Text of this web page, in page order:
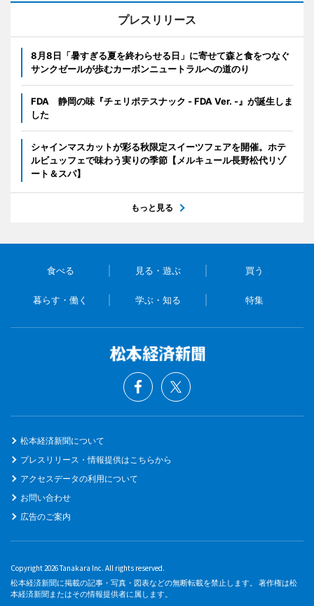
プレスリリース
8月8日「暑すぎる夏を終わらせる日」に寄せて森と食をつなぐ
サンクゼールが歩むカーボンニュートラルへの道のり
FDA 静岡の味『チェリポテスナック - FDA Ver. -』が誕生しま
した
シャインマスカットが彩る秋限定スイーツフェアを開催。ホテ
ルビュッフェで味わう実りの季節【メルキュール長野松代リゾ
ート＆スパ】
もっと見る
食べる 見る・遊ぶ 買う
暮らす・働く 学ぶ・知る 特集
松本経済新聞について
プレスリリース・情報提供はこちらから
アクセスデータの利用について
お問い合わせ
広告のご案内
Copyright 2026 Tanakara Inc. All rights reserved.
松本経済新聞に掲載の記事・写真・図表などの無断転載を禁止します。 著作権は松
本経済新聞またはその情報提供者に属します。